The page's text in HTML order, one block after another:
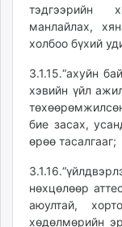
тэдгээрийн
манлайлах,
холбоо бүхий
3.1.15.“ахуйн
хэвийн үйл
бие засах,
өрөө тасалгааг;
нөхцөлөөр
аюултай,
хөдөлмөрийн